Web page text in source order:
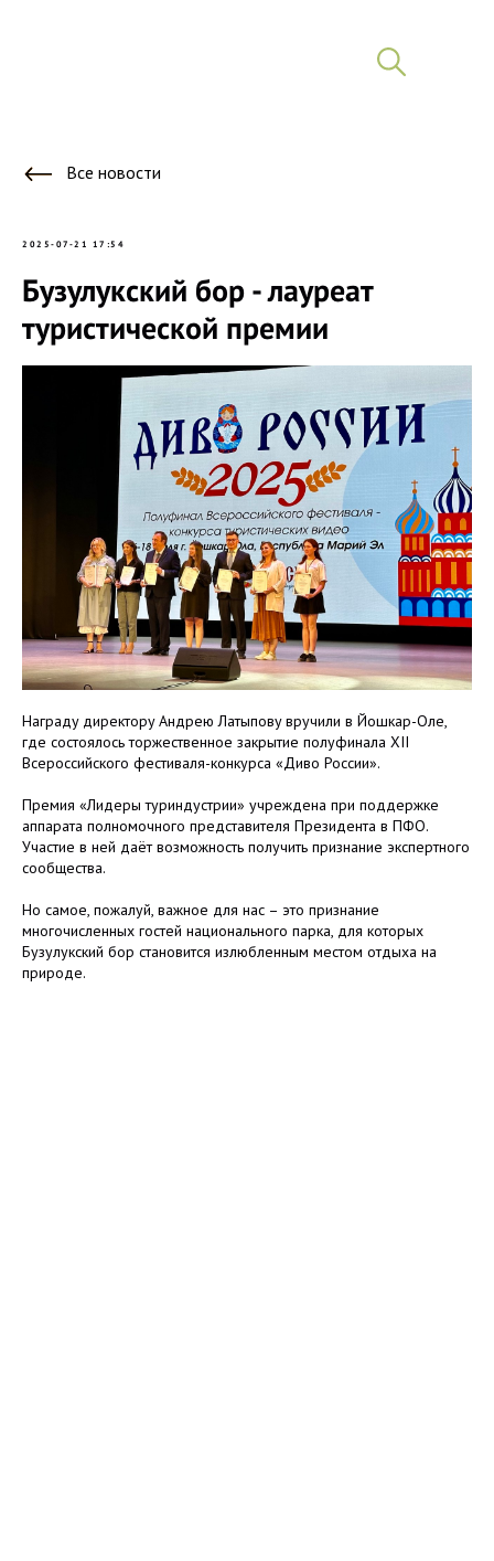
Все новости
2025-07-21 17:54
Бузулукский бор - лауреат
туристической премии
Награду директору Андрею Латыпову вручили в Йошкар-Оле,
где состоялось торжественное закрытие полуфинала XII
Всероссийского фестиваля-конкурса «Диво России».
Премия «Лидеры туриндустрии» учреждена при поддержке
аппарата полномочного представителя Президента в ПФО.
Участие в ней даёт возможность получить признание экспертного
сообщества.
Но самое, пожалуй, важное для нас – это признание
многочисленных гостей национального парка, для которых
Бузулукский бор становится излюбленным местом отдыха на
природе.